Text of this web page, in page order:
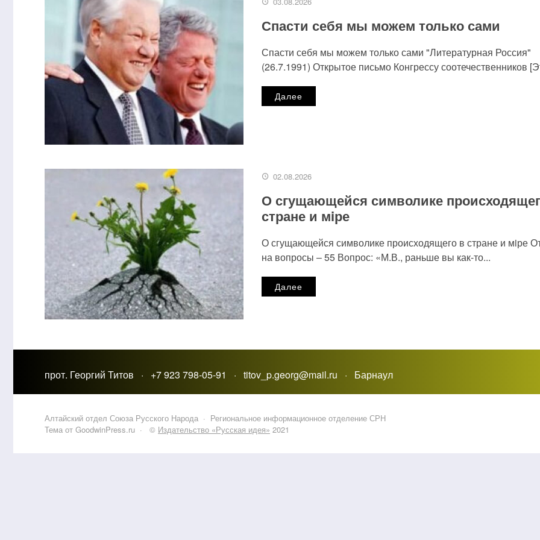
Спасти себя мы можем только сами
Спасти себя мы можем только сами "Литературная Россия"
(26.7.1991) Открытое письмо Конгрессу соотечественников
Далее
02.08.2026
О сгущающейся символике
стране и мiре
О сгущающейся символике происходящего в стране и мiре
на вопросы ‒ 55 Вопрос: «М.В., раньше вы как-то...
Далее
прот. Георгий Титов · +7 923 798-05-91 · titov_p.georg@mail.ru · Барнаул
Алтайский отдел Союза Русского Народа · Региональное информационное отделение СРН
Тема от GoodwinPress.ru · © Издательство «Русская идея» 2021